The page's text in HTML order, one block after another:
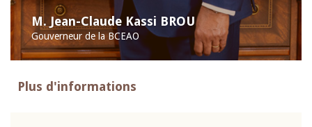
M. Jean-Claude Kassi BROU
Gouverneur de la BCEAO
Plus d'informations